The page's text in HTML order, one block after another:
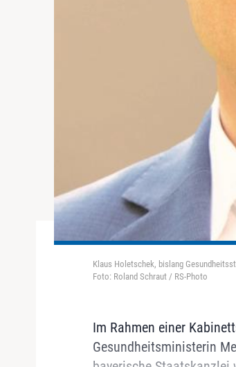
Klaus Holetschek, bislang
Foto: Roland Schraut / RS-Photo
Im Rahmen einer
Gesundheitsministerin